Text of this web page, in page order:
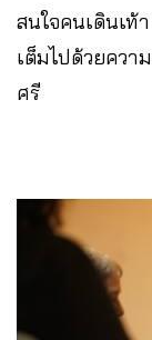
สนใจคนเดินเท้
เต็มไปด้วยควา
ศรี